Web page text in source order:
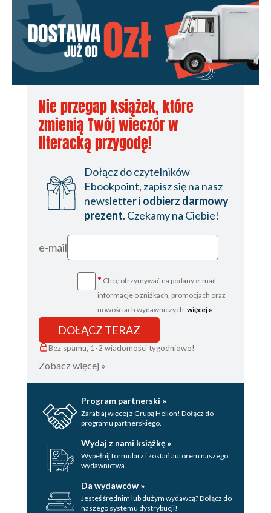
Nie przegap książek, które
zmienią Twój wieczór w
literacką przygodę!
Dołącz do czytelników
Ebookpoint, zapisz się na nasz
newsletter i odbierz darmowy
prezent. Czekamy na Ciebie!
e-mail
* Chcę otrzymywać na podany e-mail
informacje o zniżkach, promocjach oraz
nowościach wydawniczych. więcej »
DOŁĄCZ TERAZ
Bez spamu, 1-2 wiadomości tygodniowo!
Zobacz więcej »
Program partnerski »
Zarabiaj więcej z Grupą Helion! Dołącz do
programu partnerskiego.
Wydaj z nami książkę »
Wypełnij formularz i zostań autorem naszego
wydawnictwa.
Da wydawców »
Jesteś średnim lub dużym wydawcą? Dołącz do
naszego systemu dystrybucji!